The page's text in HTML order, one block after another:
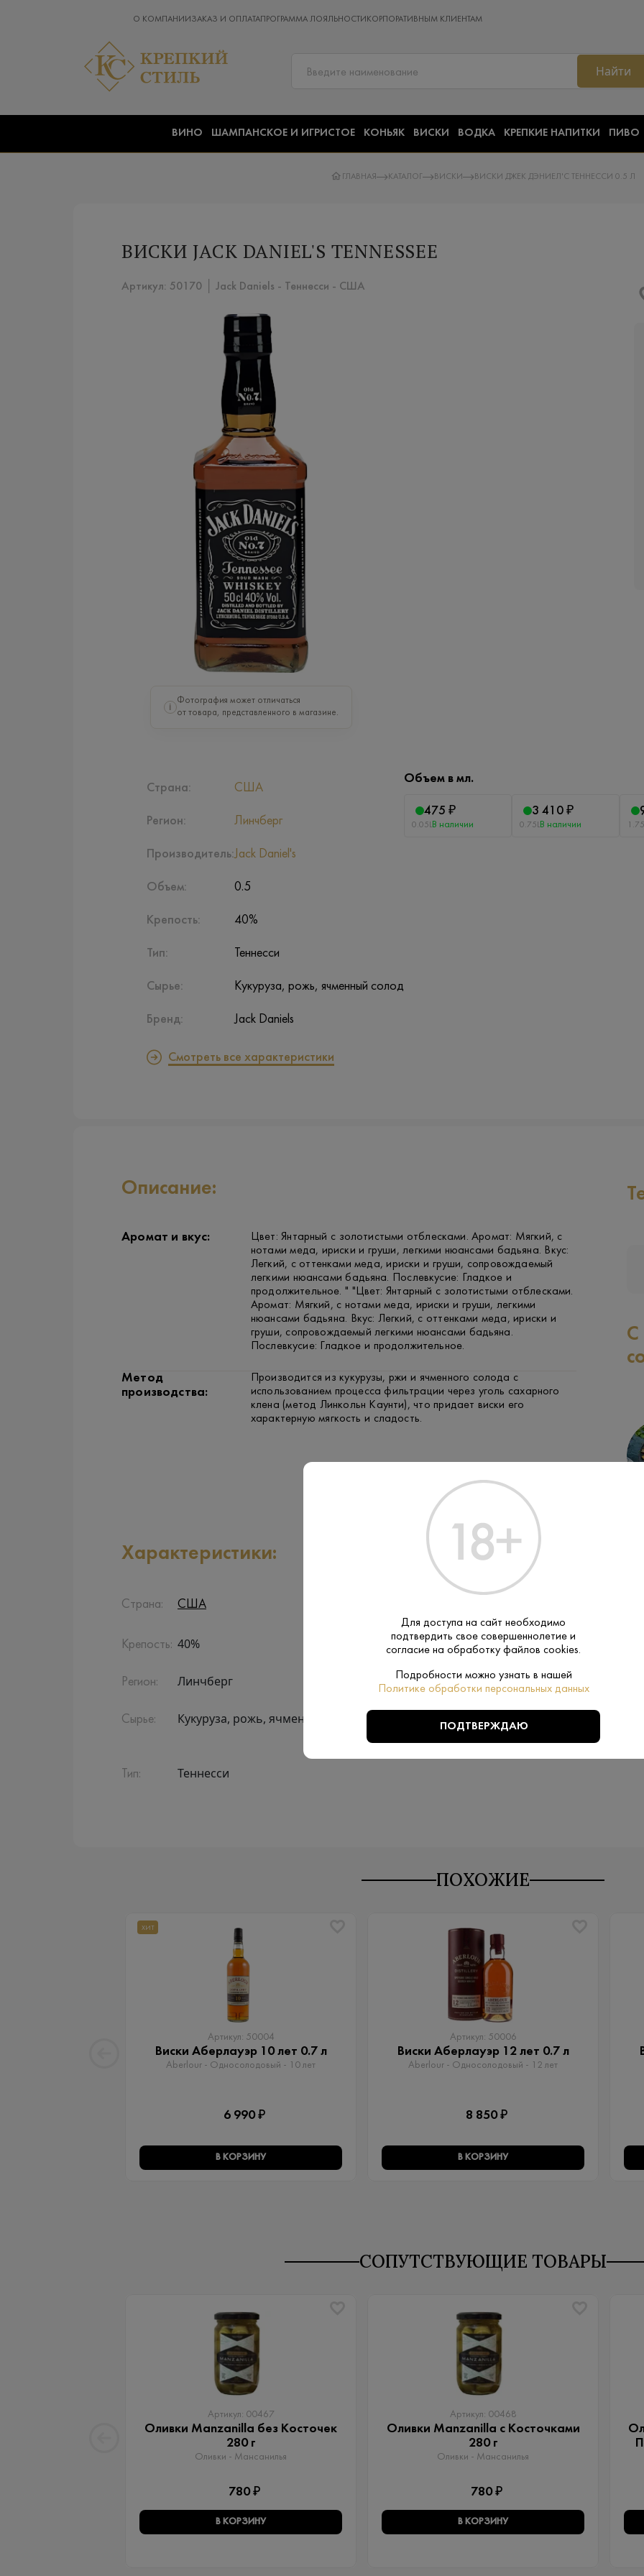
О КОМПАНИИ ЗАКАЗ И ОПЛАТАПРОГРАММА ЛОЯЛЬНОСТИ КОРПОРАТИВНЫМ КЛИЕНТАМ
Найти
ВИНО ШАМПАНСКОЕ И ИГРИСТОЕ КОНЬЯК ВИСКИ ВОДКА КРЕПКИЕ НАПИТКИ ПИВО
ГЛАВНАЯ КАТАЛОГ ВИСКИ ВИСКИ ДЖЕК ДЭНИЕЛ'С ТЕННЕССИ 0.5 Л
ВИСКИ JACK DANIEL'S TENNESSEE
Артикул: 50170 │ Jack Daniels - Теннесси - США
i
Фотография может отличаться
от товара, представленного в магазине.
Страна:
Регион:
Производитель:
Объем:
Крепость:
Тип:
Сырье:
Бренд:
США
Линчберг
Jack Daniel's
0.5
40%
Теннесси
Кукуруза, рожь, ячменный солод
Jack Daniels
Смотреть все характеристики
Объем в мл.
475 ₽
0.05LВ наличии
3 410 ₽
0.75LВ наличии
Описание:
Аромат и вкус:
Цвет: Янтарный с золотистыми отблесками. Аромат: Мягкий, с
нотами меда, ириски и груши, легкими нюансами бадьяна. Вкус:
Легкий, с оттенками меда, ириски и груши, сопровождаемый
легкими нюансами бадьяна. Послевкусие: Гладкое и
продолжительное. " "Цвет: Янтарный с золотистыми отблесками.
Аромат: Мягкий, с нотами меда, ириски и груши, легкими
нюансами бадьяна. Вкус: Легкий, с оттенками меда, ириски и
груши, сопровождаемый легкими нюансами бадьяна.
Послевкусие: Гладкое и продолжительное.
Метод
производства:
Производится из кукурузы, ржи и ячменного солода с
использованием процесса фильтрации через уголь сахарного
клена (метод Линкольн Каунти), что придает виски его
характерную мягкость и сладость.
С
ГОВЯДИНА ФРУКТЫ И ЯГОДЫ
Характеристики:
Страна: США
Крепость: 40% Объем: 0.5 L
Регион: Линчберг Бренд:
Сырье: Кукуруза, рожь, ячменный солод
Температура 18-22
Тип: Теннесси
ПОХОЖИЕ
ХИТ
Артикул: 50004
Виски Аберлауэр 10 лет 0.7 л
Aberlour - Односолодовый​ - 10 лет
6 990 ₽
В КОРЗИНУ
Артикул: 50006
Виски Аберлауэр 12 лет 0.7 л
Aberlour - Односолодовый​ - 12 лет
8 850 ₽
В КОРЗИНУ
СОПУТСТВУЮЩИЕ ТОВАРЫ
Артикул: 00467
Оливки Manzanilla без Косточек
280 г
Оливки - Мансанилья
780 ₽
В КОРЗИНУ
Артикул: 00468
Оливки Manzanilla с Косточками
280 г
Оливки - Мансанилья
780 ₽
В КОРЗИНУ
Для доступа на сайт необходимо
подтвердить свое совершеннолетие и
согласие на обработку файлов cookies.
Подробности можно узнать в нашей
Политике обработки персональных данных
ПОДТВЕРЖДАЮ